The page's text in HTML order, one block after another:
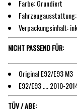
Farbe: Grundiert
Verpackungsinhalt:
NICHT PASSEND FÜR:
Original E92/E93 M3
E92/E93 …. 2010-
TÜV / ABE: